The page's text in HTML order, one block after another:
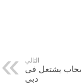
التالي
يشتعل فى
دبى